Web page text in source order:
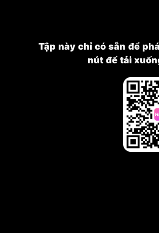
Tập này chỉ có sẵn để
nút để tải